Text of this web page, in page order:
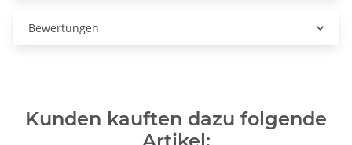
Bewertungen
Kunden kauften dazu folgende